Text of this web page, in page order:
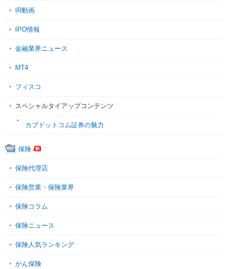
IR動画
IPO情報
金融業界ニュース
MT4
フィスコ
スペシャルタイアップコンテンツ
カブドットコム証券の魅力
保険
保険代理店
保険営業・保険業界
保険コラム
保険ニュース
保険人気ランキング
がん保険